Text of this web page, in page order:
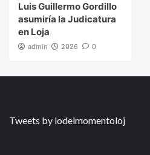
Luis Guillermo Gordillo
asumiría la Judicatura
en Loja
admin 2026 0
Tweets by lodelmomentoloj